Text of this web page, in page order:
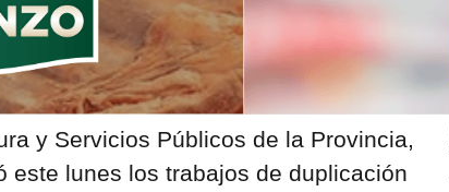
y Servicios Públicos de la Provincia,
este lunes los trabajos de duplicación